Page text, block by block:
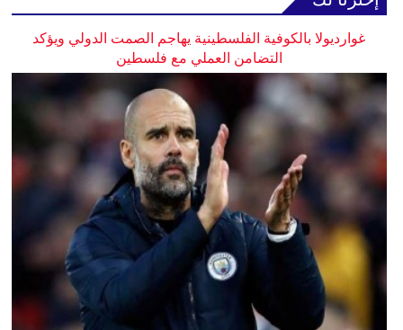
غوارديولا بالكوفية الفلسطينية يهاجم الصمت الدولي ويؤكد
التضامن العملي مع فلسطين